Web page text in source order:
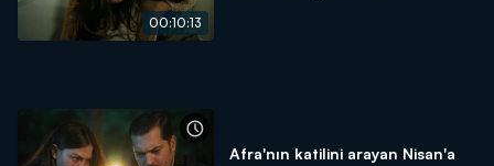
00:10:13
Afra'nın katilini arayan Nisan'a